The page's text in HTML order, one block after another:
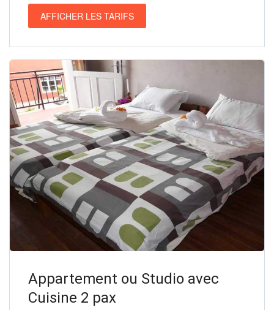
AFFICHER LES TARIFS
Appartement ou Studio avec
Cuisine 2 pax